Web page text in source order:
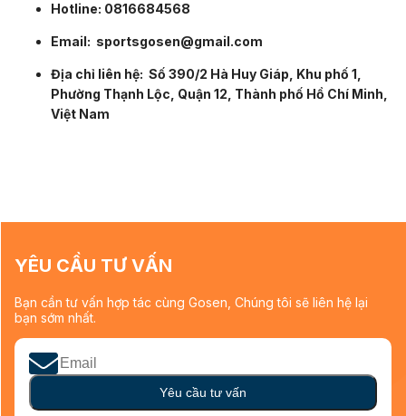
Hotline: 0816684568
Email: sportsgosen@gmail.com
Địa chỉ liên hệ: Số 390/2 Hà Huy Giáp, Khu phố 1,
Phường Thạnh Lộc, Quận 12, Thành phố Hồ Chí Minh,
Việt Nam
YÊU CẦU TƯ VẤN
Bạn cần tư vấn hợp tác cùng Gosen, Chúng tôi sẽ liên hệ lại
bạn sớm nhất.
Yêu cầu tư vấn